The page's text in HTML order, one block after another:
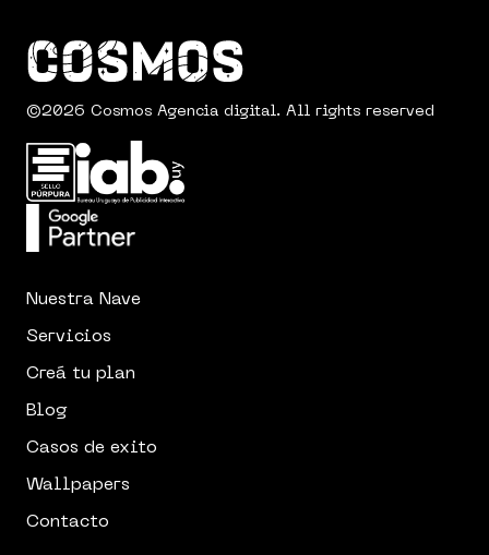
©2026 Cosmos Agencia digital. All rights reserved
Nuestra Nave
Servicios
Creá tu plan
Blog
Casos de exito
Wallpapers
Contacto